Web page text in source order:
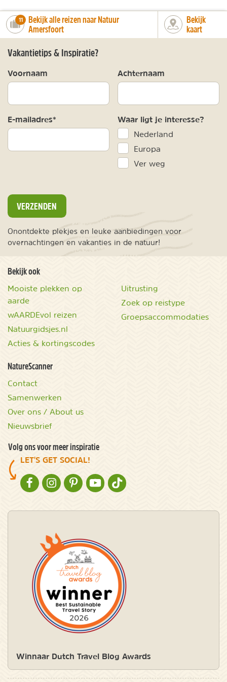
number_of_trips:
11
Bekijk alle reizen naar Natuur
Amersfoort
Bekijk
kaart
Vakantietips & Inspiratie?
Voornaam Achternaam
E-mailadres* Waar ligt je interesse?
Nederland
Europa
Ver weg
VERZENDEN
Onontdekte plekjes en leuke aanbiedingen voor
overnachtingen en vakanties in de natuur!
Bekijk ook
Mooiste plekken op
aarde
wAARDEvol reizen
Natuurgidsjes.nl
Acties & kortingscodes
Uitrusting
Zoek op reistype
Groepsaccommodaties
NatureScanner
Contact
Samenwerken
Over ons / About us
Nieuwsbrief
Volg ons voor meer inspiratie
LET'S GET SOCIAL!
NATURESCANNER OP FACEBOOK
NATURESCANNER OP INSTAGRAM
NATURESCANNER OP PINTEREST
NATURESCANNER OP YOUTUBE
NATURESCANNER OP TIKTOK
Winnaar Dutch Travel Blog Awards